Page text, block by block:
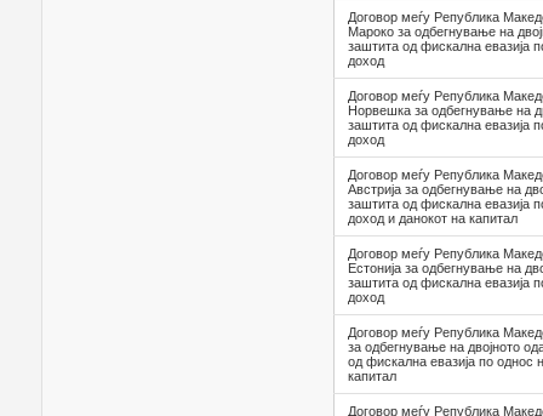
Договор меѓу Република
Мароко за одбегнување на
заштита од фискална евазија
доход
Договор меѓу Република
Норвешка за одбегнување на
заштита од фискална евазија
доход
Договор меѓу Република
Австрија за одбегнување на
заштита од фискална евазија
доход и данокот на капитал
Договор меѓу Република
Естонија за одбегнување на
заштита од фискална евазија
доход
Договор меѓу Република
за одбегнување на двојното
од фискална евазија по однос
капитал
Договор меѓу Република